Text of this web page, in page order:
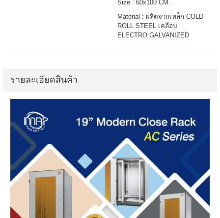
Size : 60x100 CM.
Material : ผลิตจากเหล็ก COLD
ROLL STEEL เคลือบ
ELECTRO GALVANIZED
รายละเอียดสินค้า